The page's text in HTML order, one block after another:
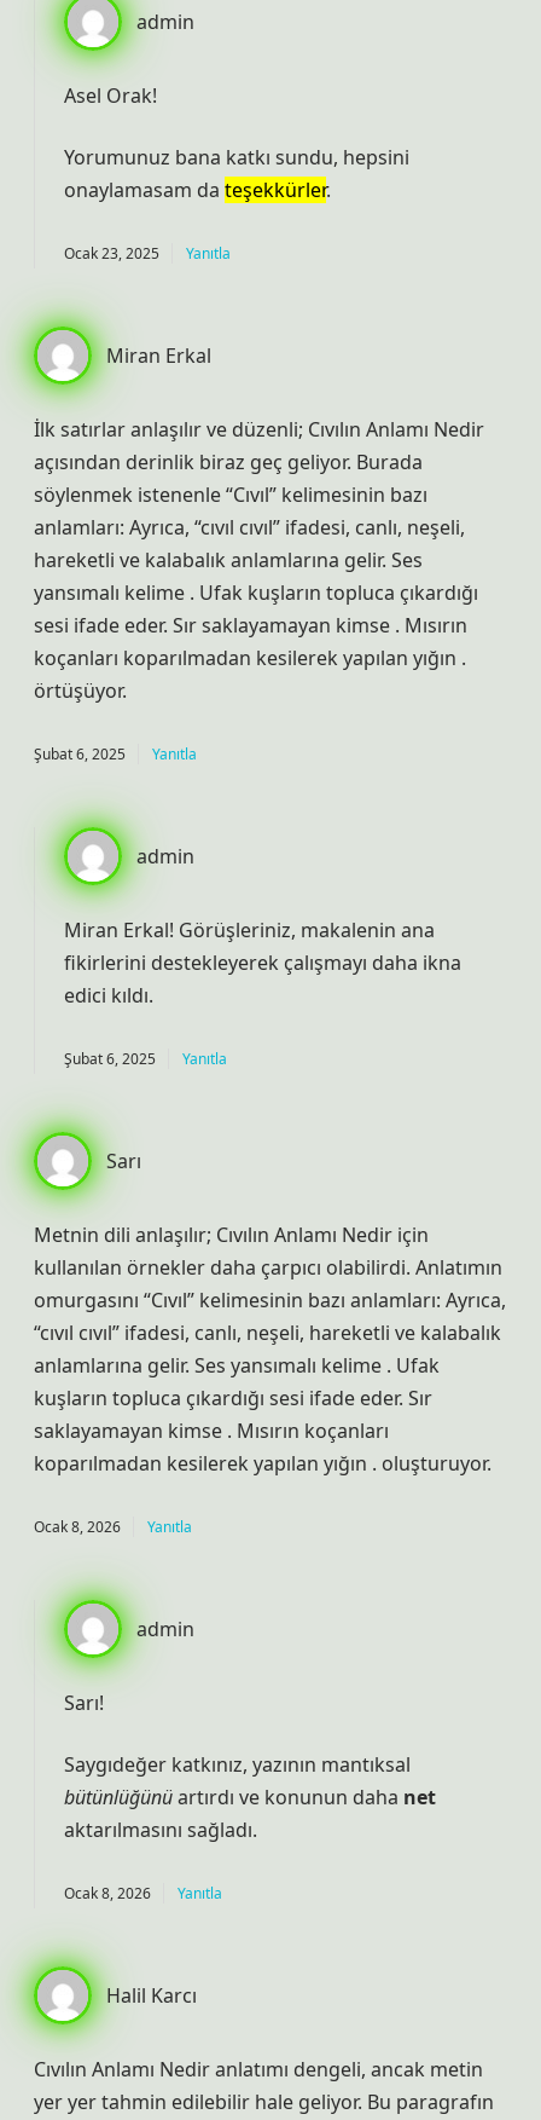
admin
Asel Orak!
Yorumunuz bana katkı sundu, hepsini
onaylamasam da teşekkürler.
Ocak 23, 2025 Yanıtla
Miran Erkal
İlk satırlar anlaşılır ve düzenli; Cıvılın Anlamı Nedir
açısından derinlik biraz geç geliyor. Burada
söylenmek istenenle “Cıvıl” kelimesinin bazı
anlamları: Ayrıca, “cıvıl cıvıl” ifadesi, canlı, neşeli,
hareketli ve kalabalık anlamlarına gelir. Ses
yansımalı kelime . Ufak kuşların topluca çıkardığı
sesi ifade eder. Sır saklayamayan kimse . Mısırın
koçanları koparılmadan kesilerek yapılan yığın .
örtüşüyor.
Şubat 6, 2025 Yanıtla
admin
Miran Erkal! Görüşleriniz, makalenin ana
fikirlerini destekleyerek çalışmayı daha ikna
edici kıldı.
Şubat 6, 2025 Yanıtla
Sarı
Metnin dili anlaşılır; Cıvılın Anlamı Nedir için
kullanılan örnekler daha çarpıcı olabilirdi. Anlatımın
omurgasını “Cıvıl” kelimesinin bazı anlamları: Ayrıca,
“cıvıl cıvıl” ifadesi, canlı, neşeli, hareketli ve kalabalık
anlamlarına gelir. Ses yansımalı kelime . Ufak
kuşların topluca çıkardığı sesi ifade eder. Sır
saklayamayan kimse . Mısırın koçanları
koparılmadan kesilerek yapılan yığın . oluşturuyor.
Ocak 8, 2026 Yanıtla
admin
Sarı!
Saygıdeğer katkınız, yazının mantıksal
bütünlüğünüartırdı ve konunun daha net
aktarılmasını sağladı.
Ocak 8, 2026 Yanıtla
Halil Karcı
Cıvılın Anlamı Nedir anlatımı dengeli, ancak metin
yer yer tahmin edilebilir hale geliyor. Bu paragrafın